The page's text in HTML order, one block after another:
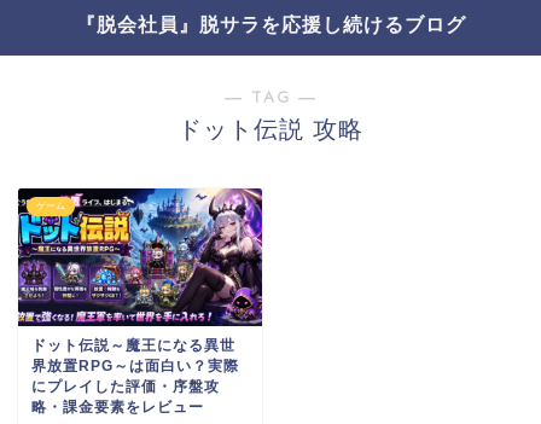
『脱会社員』脱サラを応援し続けるブログ
― TAG ―
ドット伝説 攻略
ゲーム
ドット伝説～魔王になる異世
界放置RPG～は面白い？実際
にプレイした評価・序盤攻
略・課金要素をレビュー